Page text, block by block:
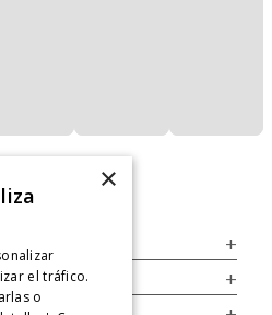
+
+
×
el tráfico.
o